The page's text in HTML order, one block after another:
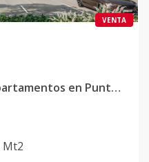
VENTA
¡Moderno Proyecto de Apartamentos en Punta Cana!
Mt2